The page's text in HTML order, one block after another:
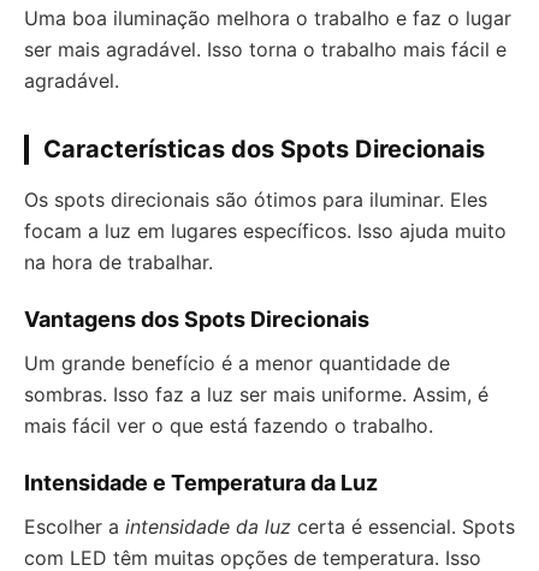
Uma boa iluminação melhora o trabalho e faz o lugar
ser mais agradável. Isso torna o trabalho mais fácil e
agradável.
Características dos Spots Direcionais
Os spots direcionais são ótimos para iluminar. Eles
focam a luz em lugares específicos. Isso ajuda muito
na hora de trabalhar.
Vantagens dos Spots Direcionais
Um grande benefício é a menor quantidade de
sombras. Isso faz a luz ser mais uniforme. Assim, é
mais fácil ver o que está fazendo o trabalho.
Intensidade e Temperatura da Luz
Escolher a intensidade da luz certa é essencial. Spots
com LED têm muitas opções de temperatura. Isso